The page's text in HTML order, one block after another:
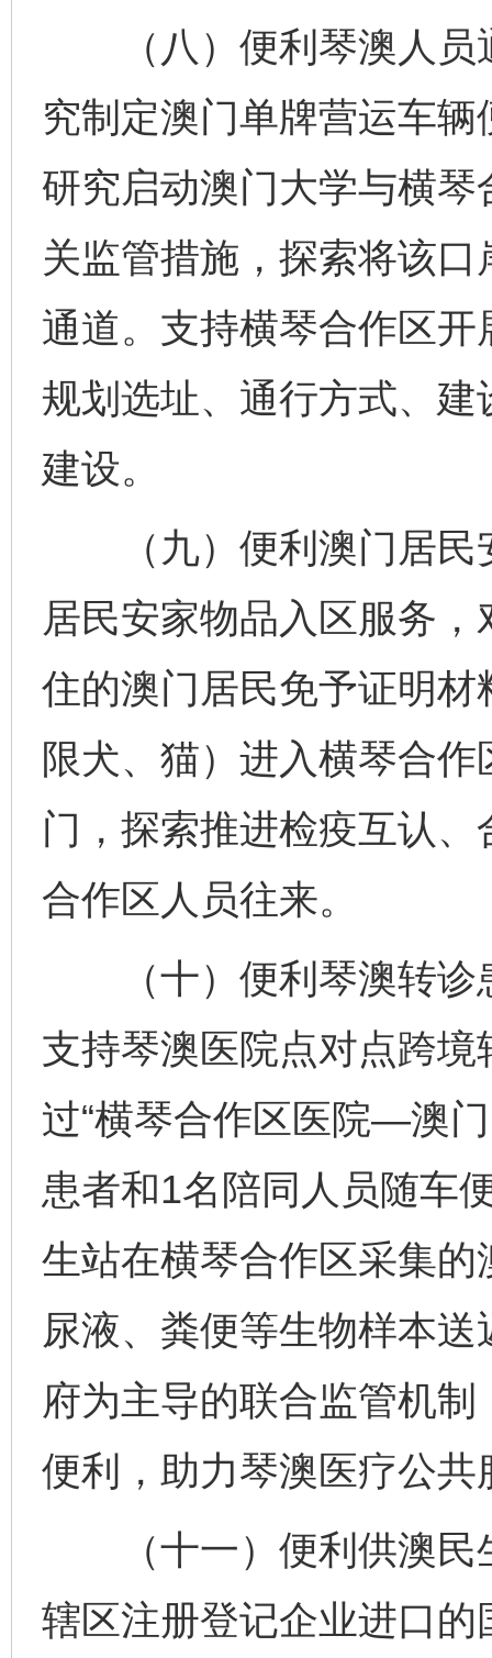
（八）便利琴澳人员
究制定澳门单牌营运车
研究启动澳门大学与横
关监管措施，探索将该
通道。支持横琴合作区
规划选址、通行方式、
建设。
（九）便利澳门居民
居民安家物品入区服务
住的澳门居民免予证明
限犬、猫）进入横琴合
门，探索推进检疫互认
合作区人员往来。
（十）便利琴澳转诊
支持琴澳医院点对点跨
过“横琴合作区医院—澳
患者和1名陪同人员随车
生站在横琴合作区采集
尿液、粪便等生物样本
府为主导的联合监管机
便利，助力琴澳医疗公共
（十一）便利供澳民
辖区注册登记企业进口